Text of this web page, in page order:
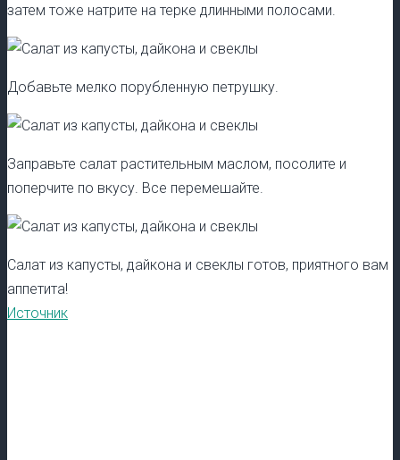
затем тоже натрите на терке длинными полосами.
Добавьте мелко порубленную петрушку.
Заправьте салат растительным маслом, посолите и
поперчите по вкусу. Все перемешайте.
Салат из капусты, дайкона и свеклы готов, приятного вам
аппетита!
Источник